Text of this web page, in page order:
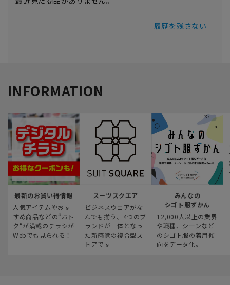
履歴を残さない
INFORMATION
最新のお買い得情報
人気アイテムやおす
すめ商品などの“おト
ク“が満載のチラシが
Webでも見られる！
スーツスクエア
ビジネスウェアがな
んでも揃う、4つのブ
ランドが一体となっ
た新感覚の複合型ス
トアです
みんなの
シゴト服ずかん
12,000人以上の業界
や職種、シーンなど
のシゴト服の着用傾
向をデータ化。